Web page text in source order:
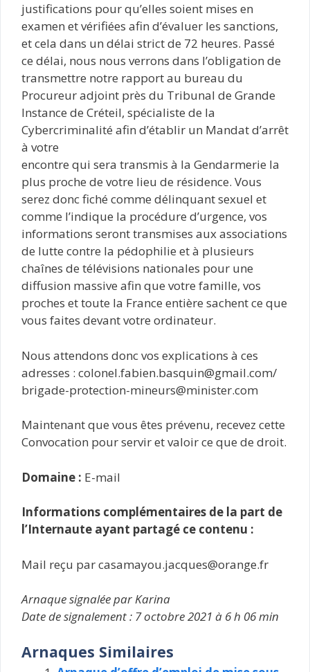
justifications pour qu’elles soient mises en
examen et vérifiées afin d’évaluer les sanctions,
et cela dans un délai strict de 72 heures. Passé
ce délai, nous nous verrons dans l’obligation de
transmettre notre rapport au bureau du
Procureur adjoint près du Tribunal de Grande
Instance de Créteil, spécialiste de la
Cybercriminalité afin d’établir un Mandat d’arrêt
à votre
encontre qui sera transmis à la Gendarmerie la
plus proche de votre lieu de résidence. Vous
serez donc fiché comme délinquant sexuel et
comme l’indique la procédure d’urgence, vos
informations seront transmises aux associations
de lutte contre la pédophilie et à plusieurs
chaînes de télévisions nationales pour une
diffusion massive afin que votre famille, vos
proches et toute la France entière sachent ce que
vous faites devant votre ordinateur.
Nous attendons donc vos explications à ces
adresses : colonel.fabien.basquin@gmail.com/​
brigade-protection-mineurs@minister.com
Maintenant que vous êtes prévenu, recevez cette
Convocation pour servir et valoir ce que de droit.
Domaine : E-mail
Informations complémentaires de la part de
l’Internaute ayant partagé ce contenu :
Mail reçu par casamayou.jacques@orange.fr
Arnaque signalée par Karina
Date de signalement : 7 octobre 2021 à 6 h 06 min
Arnaques Similaires